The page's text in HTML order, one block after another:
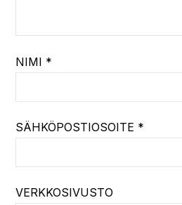
NIMI *
SÄHKÖPOSTIOSOITE *
VERKKOSIVUSTO